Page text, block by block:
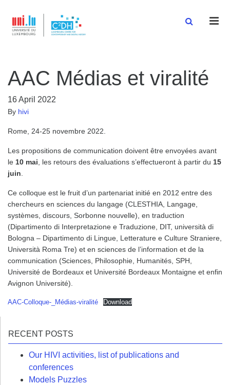
AAC Médias et viralité
16 April 2022
By hivi
Rome, 24-25 novembre 2022.
Les propositions de communication doivent être envoyées avant
le 10 mai , les retours des évaluations s’effectueront à partir du 15
juin
Ce colloque est le fruit d’un partenariat initié en 2012 entre des
chercheurs en sciences du langage (CLESTHIA, Langage,
systèmes, discours, Sorbonne nouvelle), en traduction
(Dipartimento di Interpretazione e Traduzione, DIT, università di
Bologna – Dipartimento di Lingue, Letterature e Culture Straniere,
Università Roma Tre) et en sciences de l’information et de la
communication (Sciences, Philosophie, Humanités, SPH,
Université de Bordeaux et Université Bordeaux Montaigne et enfin
Avignon Université).
AAC-Colloque-_Médias-viralité Download
RECENT POSTS
Our HIVI activities, list of publications and
conferences
Models Puzzles